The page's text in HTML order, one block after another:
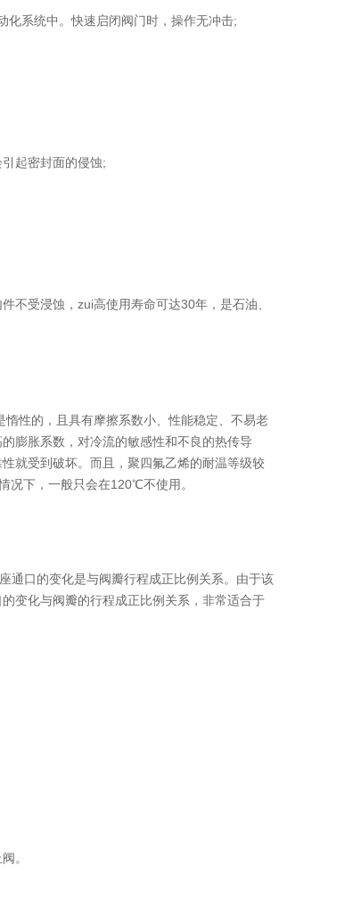
系统中。快速启闭阀门时，操作无冲击;
起密封面的侵蚀;
受浸蚀，zui高使用寿命可达30年，是石油、
性的，且具有摩擦系数小、性能稳定、不易老
膨胀系数，对冷流的敏感性和不良的热传导
就受到破坏。而且，聚四氟乙烯的耐温等级较
况下，一般只会在120℃不使用。
口的变化是与阀瓣行程成正比例关系。由于该
变化与阀瓣的行程成正比例关系，非常适合于
。